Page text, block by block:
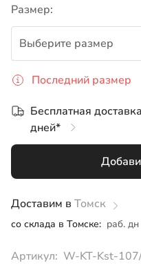
Размер:
Выберите размер
42-44
46-48
Последний размер
Бесплатная
дней*
Доставим в Томск
со склада в Томске: раб. дн
Артикул: W-KT-Kst-